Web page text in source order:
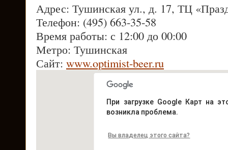
Адрес: Тушинская ул., д. 17, ТЦ
Телефон: (495) 663-35-58
Время работы: с 12:00 до 00:00
Метро: Тушинская
Сайт: www.optimist-beer.ru
При загрузке Google Карт на
возникла проблема.
Вы владелец этого сайта?